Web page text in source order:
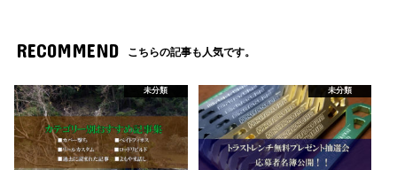
RECOMMEND こちらの記事も人気です。
未分類 未分類